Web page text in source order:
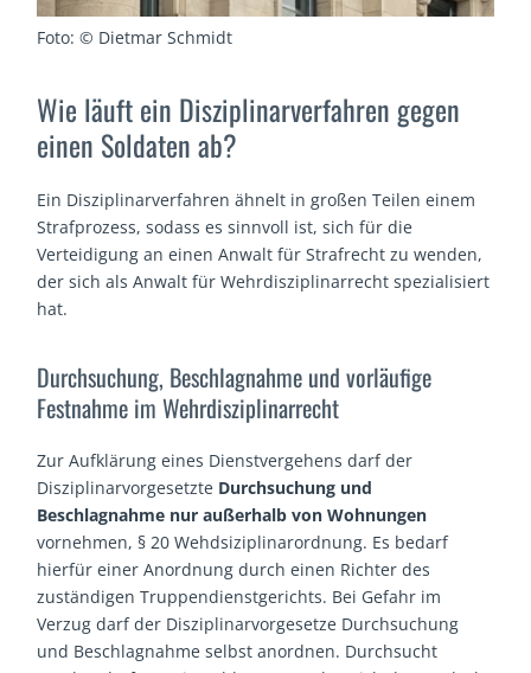
Foto: © Dietmar Schmidt
Wie läuft ein Disziplinarverfahren gegen
einen Soldaten ab?
Ein Disziplinarverfahren ähnelt in großen Teilen einem
Strafprozess, sodass es sinnvoll ist, sich für die
Verteidigung an einen Anwalt für Strafrecht zu wenden,
der sich als Anwalt für Wehrdisziplinarrecht spezialisiert
hat.
Durchsuchung, Beschlagnahme und vorläufige
Festnahme im Wehrdisziplinarrecht
Zur Aufklärung eines Dienstvergehens darf der
Disziplinarvorgesetzte Durchsuchung und
Beschlagnahme nur außerhalb von Wohnungen
vornehmen, § 20 Wehdsiziplinarordnung. Es bedarf
hierfür einer Anordnung durch einen Richter des
zuständigen Truppendienstgerichts. Bei Gefahr im
Verzug darf der Disziplinarvorgesetze Durchsuchung
und Beschlagnahme selbst anordnen. Durchsucht